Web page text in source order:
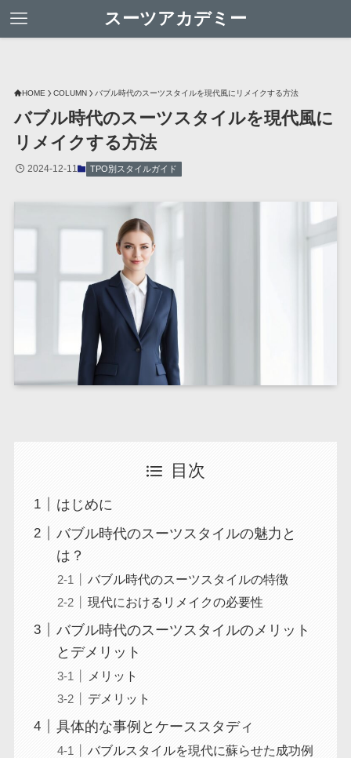
スーツアカデミー
HOME COLUMN バブル時代のスーツスタイルを現代風にリメイクする方法
バブル時代のスーツスタイルを現代風に
リメイクする方法
2024-12-11 TPO別スタイルガイド
目次
はじめに
バブル時代のスーツスタイルの魅力と
は？
バブル時代のスーツスタイルの特徴
現代におけるリメイクの必要性
バブル時代のスーツスタイルのメリット
とデメリット
メリット
デメリット
具体的な事例とケーススタディ
バブルスタイルを現代に蘇らせた成功例